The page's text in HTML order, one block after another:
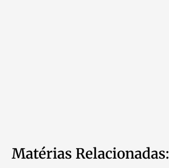
Matérias Relacionadas: